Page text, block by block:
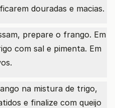
douradas e macias.
prepare o frango. Em
com sal e pimenta. Em
na mistura de trigo,
e finalize com queijo